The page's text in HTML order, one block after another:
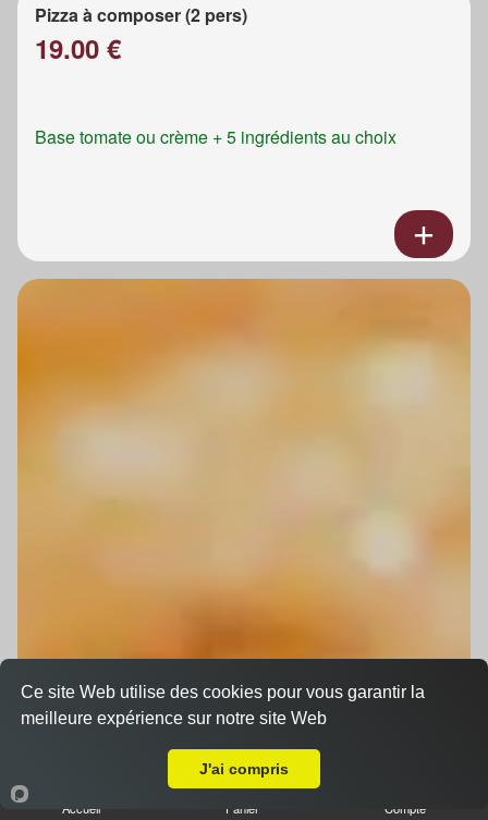
Pizza à composer (2 pers)
19.00 €
Base tomate ou crème + 5 ingrédients au choix
Accueil Panier Compte
Ce site Web utilise des cookies pour vous garantir la
meilleure expérience sur notre site Web
J'ai compris